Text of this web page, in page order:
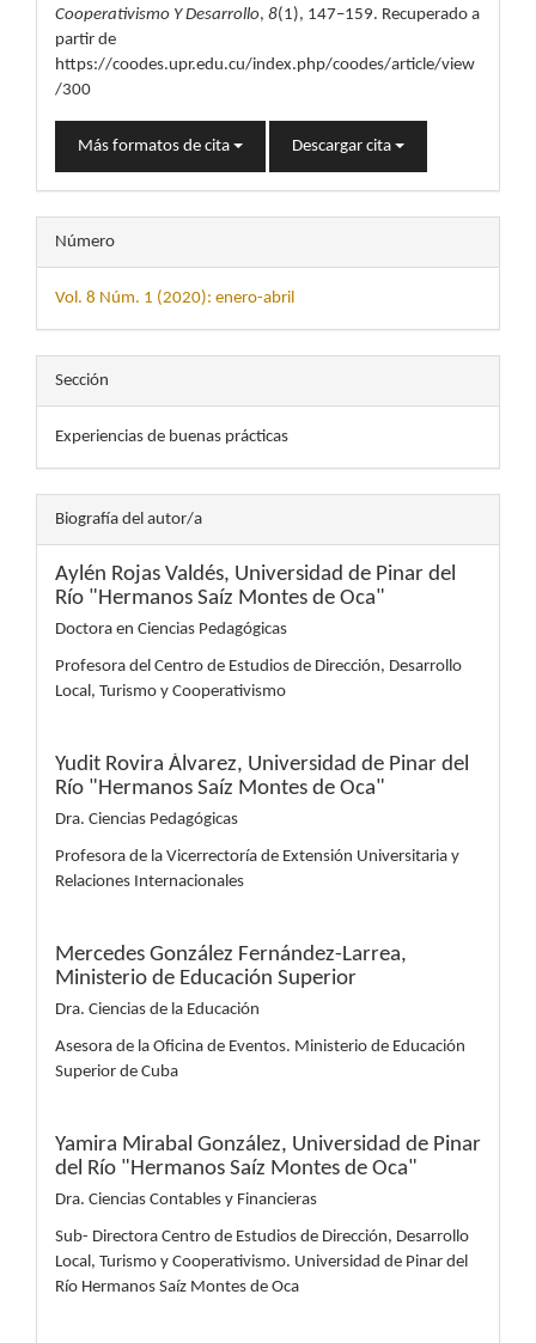
Cooperativismo Y Desarrollo, 8(1), 147–159. Recuperado a
partir de
https://coodes.upr.edu.cu/index.php/coodes/article/view
/300
Más formatos de cita Descargar cita
Número
Vol. 8 Núm. 1 (2020): enero-abril
Sección
Experiencias de buenas prácticas
Biografía del autor/a
Aylén Rojas Valdés, Universidad de Pinar del
Río "Hermanos Saíz Montes de Oca"
Doctora en Ciencias Pedagógicas
Profesora del Centro de Estudios de Dirección, Desarrollo
Local, Turismo y Cooperativismo
Yudit Rovira Álvarez, Universidad de Pinar del
Río "Hermanos Saíz Montes de Oca"
Dra. Ciencias Pedagógicas
Profesora de la Vicerrectoría de Extensión Universitaria y
Relaciones Internacionales
Mercedes González Fernández-Larrea,
Ministerio de Educación Superior
Dra. Ciencias de la Educación
Asesora de la Oficina de Eventos. Ministerio de Educación
Superior de Cuba
Yamira Mirabal González, Universidad de Pinar
del Río "Hermanos Saíz Montes de Oca"
Dra. Ciencias Contables y Financieras
Sub- Directora Centro de Estudios de Dirección, Desarrollo
Local, Turismo y Cooperativismo. Universidad de Pinar del
Río Hermanos Saíz Montes de Oca